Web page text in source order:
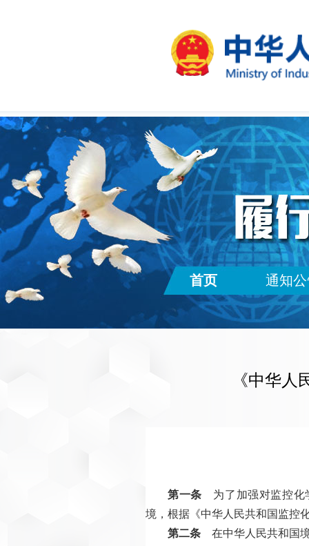
首页 通知
《中华
第一条 为了加强对监控化
境，根据《中华人民共和国监控
第二条 在中华人民共和国